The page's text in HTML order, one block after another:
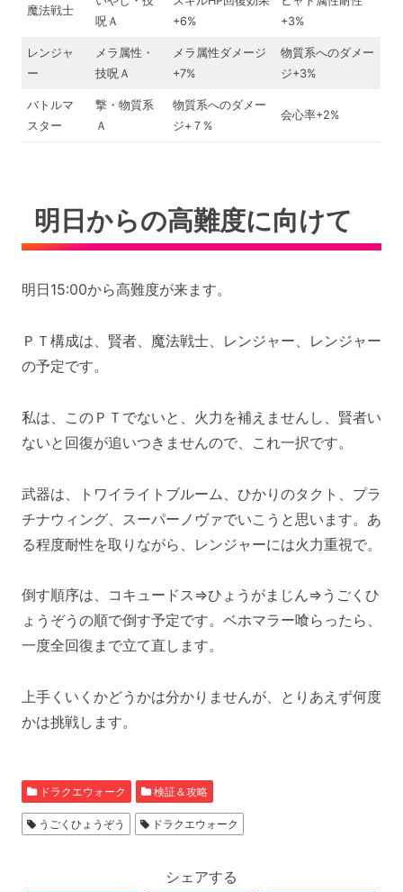
魔法戦士
呪Ａ
+6%
+3%
レンジャ
ー
メラ属性・
技呪Ａ
メラ属性ダメージ
+7%
物質系へのダメー
ジ+3%
バトルマ
スター
撃・物質系
Ａ
物質系へのダメー
ジ+７%
会心率+2%
明日からの高難度に向けて
明日15:00から高難度が来ます。
ＰＴ構成は、賢者、魔法戦士、レンジャー、レンジャー
の予定です。
私は、このＰＴでないと、火力を補えませんし、賢者い
ないと回復が追いつきませんので、これ一択です。
武器は、トワイライトブルーム、ひかりのタクト、プラ
チナウィング、スーパーノヴァでいこうと思います。あ
る程度耐性を取りながら、レンジャーには火力重視で。
倒す順序は、コキュードス⇒ひょうがまじん⇒うごくひ
ょうぞうの順で倒す予定です。ベホマラー喰らったら、
一度全回復まで立て直します。
上手くいくかどうかは分かりませんが、とりあえず何度
かは挑戦します。
ドラクエウォーク 検証＆攻略
うごくひょうぞう ドラクエウォーク
シェアする